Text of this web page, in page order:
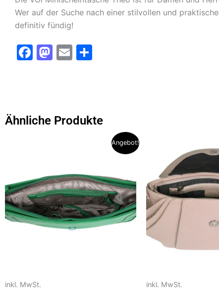
Wer auf der Suche nach einer stilvollen und
definitiv fündig!
F
b
o
M
d
o
E
Ähnliche Produkte
Angebot!
inkl. MwSt.
mehrere
Varianten
auf.
Die
Produktseite
inkl. MwSt.
weist
mehrere
Varianten
auf.
Die
Optionen
können
Produktseite